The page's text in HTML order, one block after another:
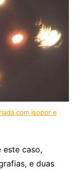
com isopor e
este caso,
e duas